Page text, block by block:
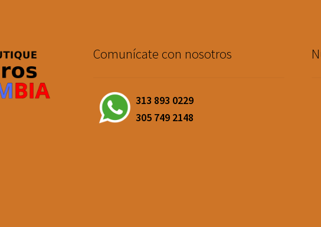
Comunícate con nosotros
313 893 0229
305 749 2148